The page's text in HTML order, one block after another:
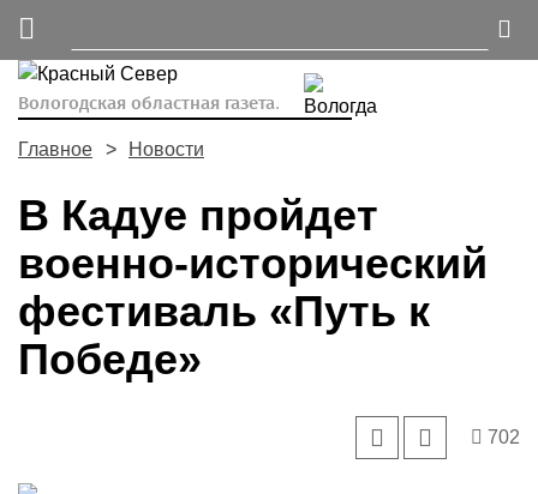
Вологодская областная газета.
Главное Новости
В Кадуе пройдет
военно-исторический
фестиваль «Путь к
Победе»
702